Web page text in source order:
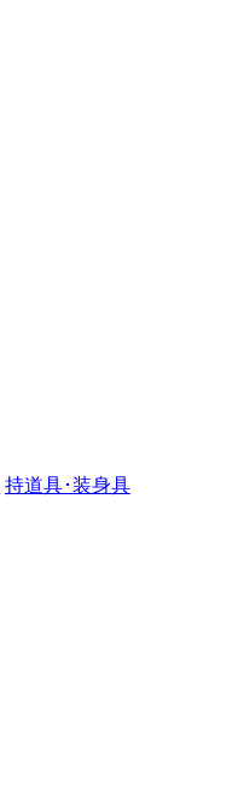
持道具･装身具